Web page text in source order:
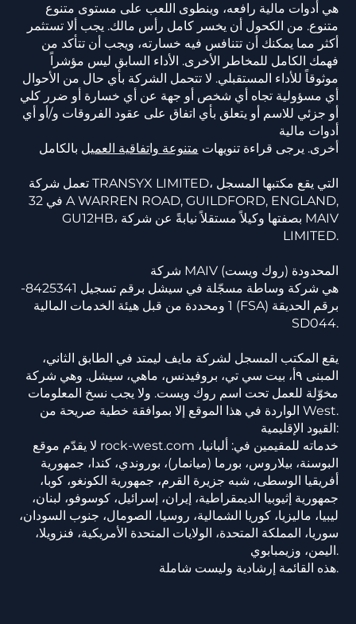
هي أدوات مالية رافعه، وينطوى اللعب على مستوى متنوع
متنوع. من الكحول أن يخسر كامل رأس مالك. يجب ألا تستثمر
أكثر مما يمكنك أن تتنافس فيه خسارته، ويجب أن تتأكد من
فهمك الكامل للمخاطر الأخرى. الأداء السابق ليس مؤشراً
موثوقاً للأداء المستقبلي. لا تتحمل الشركة بأي حال من الأحوال
أي مسؤولية تجاه أي شخص أو جهة عن أي خسارة أو ضرر كلي
أو جزئي للاسم أو يتعلق بأي اتفاق على عقود الفروقات و/أو أي
أدوات مالية
أخرى. يرجى قراءة تنويهات متنوعة واتفاقية العميل بالكامل
تعمل شركة TRANSYX LIMITED، التي يقع مكتبها المسجل
في 32 A WARREN ROAD, GUILDFORD, ENGLAND,
GU12HB، بصفتها وكيلاً مستقلاً نيابةً عن شركة MAIV
LIMITED.
شركة MAIV المحدودة (روك ويست)
هي شركة وساطة مسجّلة في سيشل برقم تسجيل 8425341-
1 ومحددة من قبل هيئة الخدمات المالية (FSA) برقم الحديقة
SD044.
يقع المكتب المسجل لشركة مايف ليمتد في الطابق الثاني،
المبنى ٩أ، بيت سي تي، بروفيدنس، ماهي، سيشل. وهي شركة
مخوّلة للعمل تحت اسم روك ويست. ولا يجب نسخ المعلومات
الواردة في هذا الموقع إلا بموافقة خطية صريحة من West.
القيود الإقليمية:
لا يقدّم موقع rock-west.com خدماته للمقيمين في: ألبانيا،
البوسنة، بيلاروس، بورما (ميانمار)، بوروندي، كندا، جمهورية
أفريقيا الوسطى، شبه جزيرة القرم، جمهورية الكونغو، كوبا،
جمهورية إثيوبيا الديمقراطية، إيران، إسرائيل، كوسوفو، لبنان،
ليبيا، ماليزيا، كوريا الشمالية، روسيا، الصومال، جنوب السودان،
سوريا، المملكة المتحدة، الولايات المتحدة الأمريكية، فنزويلا،
اليمن، وزيمبابوي.
هذه القائمة إرشادية وليست شاملة.